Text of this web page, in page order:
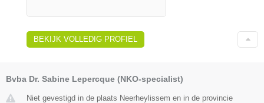
BEKIJK VOLLEDIG PROFIEL
Bvba Dr. Sabine Lepercque (NKO-specialist)
Niet gevestigd in de plaats Neerheylissem en in de provincie